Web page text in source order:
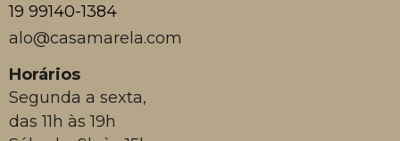
19 99140-1384
alo@casamarela.com
Horários
Segunda a sexta,
das 11h às 19h